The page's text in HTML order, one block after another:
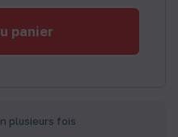
panier
plusieurs fois